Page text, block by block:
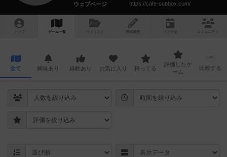
ウェブページ
https://cafe-subbox.com/
トップ ゲーム一覧 マイリスト 投稿履歴 ボ ドゲ コミュニティ
全て 興味あり 経験あり お気に入り 持ってる
評価したゲ
ーム
比較する